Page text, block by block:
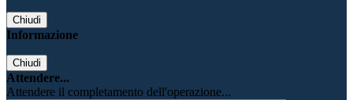
Chiudi
Informazione
Chiudi
Attendere...
Attendere il completamento dell'operazione...